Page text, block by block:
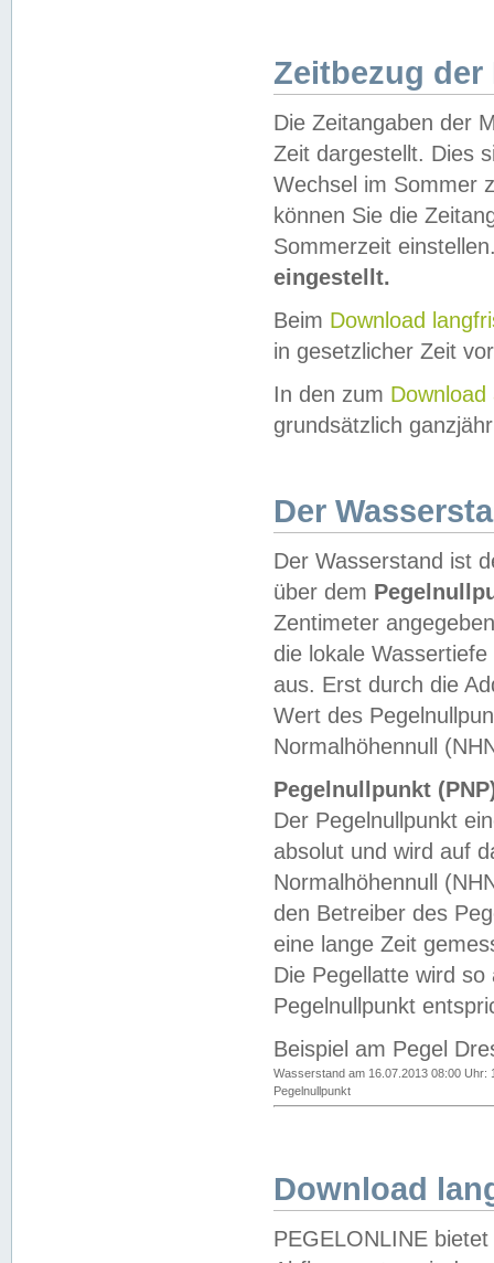
Zeitbezug der
Die Zeitangaben der
Zeit dargestellt. Dies
Wechsel im Sommer
können Sie die
Sommerzeit
eingestellt.
Beim Download
in gesetzlicher Zeit
In den zum Download
grundsätzlich
Der
Der Wasserstand ist
über dem
Zentimeter
die lokale
aus. Erst durch die
Wert des
Normalhöhennull
Pegelnullpunkt
Der Pegelnullpunkt
absolut und wird auf
Normalhöhennull
den Betreiber des
eine lange Zeit
Die Pegellatte wird
Pegelnullpunkt
Beispiel am Pegel
Wasserstand am 16.07.2013 08:00 Uhr:
Pegelnullpunkt
Download
PEGELONLINE